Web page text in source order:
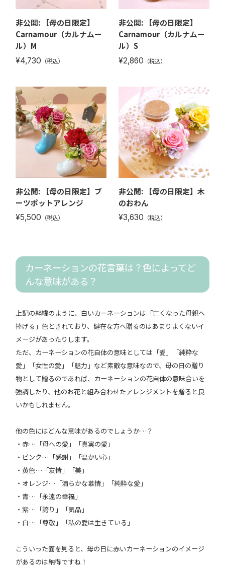
非公開: 【母の日限定】
Carnamour（カルナムー
ル）M
¥4,730 （税込）
非公開: 【母の日限定】
Carnamour（カルナムー
ル）S
¥2,860 （税込）
非公開: 【母の日限定】ブ
ーツポットアレンジ
¥5,500 （税込）
非公開: 【母の日限定】木
のおわん
¥3,630 （税込）
カーネーションの花言葉は？色によってど
んな意味がある？
上記の経緯のように、白いカーネーションは「亡くなった母親へ
捧げる」色とされており、健在な方へ贈るのはあまりよくないイ
メージがあったりします。
ただ、カーネーションの花自体の意味としては「愛」「純粋な
愛」「女性の愛」「魅力」など素敵な意味なので、母の日の贈り
物として贈るのであれば、カーネーションの花自体の意味合いを
強調したり、他のお花と組み合わせたアレンジメントを贈ると良
いかもしれません。
他の色にはどんな意味があるのでしょうか…？
・赤…「母への愛」「真実の愛」
・ピンク…「感謝」「温かい心」
・黄色…「友情」「美」
・オレンジ…「清らかな慕情」「純粋な愛」
・青…「永遠の幸福」
・紫…「誇り」「気品」
・白…「尊敬」「私の愛は生きている」
こういった面を見ると、母の日に赤いカーネーションのイメージ
があるのは納得ですね！